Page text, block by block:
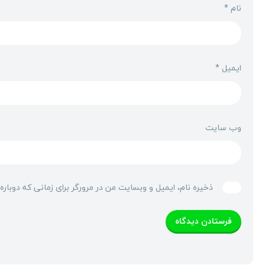
نام*
ایمیل *
وب‌ سایت
ذخیره نام، ایمیل و وبسایت من در مرورگر برای زمانی که